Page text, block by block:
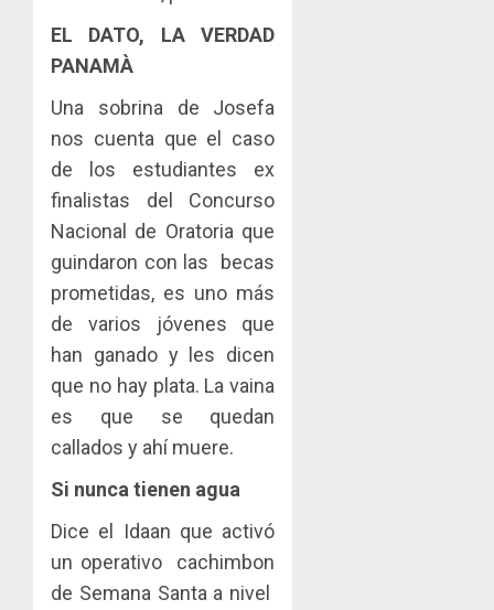
EL DATO, LA VERDAD
PANAMÀ
Una sobrina de Josefa
nos cuenta que el caso
de los estudiantes ex
finalistas del Concurso
Nacional de Oratoria que
guindaron con las becas
prometidas, es uno más
de varios jóvenes que
han ganado y les dicen
que no hay plata. La vaina
es que se quedan
callados y ahí muere.
Si nunca tienen agua
Dice el Idaan que activó
un operativo cachimbon
de Semana Santa a nivel